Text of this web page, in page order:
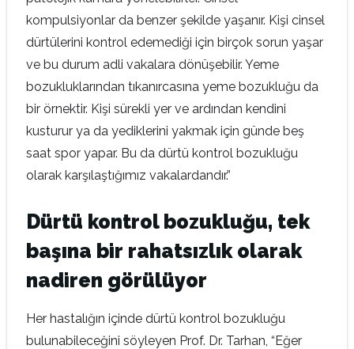
kompulsiyonlar da benzer şekilde yaşanır. Kişi cinsel
dürtülerini kontrol edemediği için birçok sorun yaşar
ve bu durum adli vakalara dönüşebilir. Yeme
bozukluklarından tıkanırcasına yeme bozukluğu da
bir örnektir. Kişi sürekli yer ve ardından kendini
kusturur ya da yediklerini yakmak için günde beş
saat spor yapar. Bu da dürtü kontrol bozukluğu
olarak karşılaştığımız vakalardandır.”
Dürtü kontrol bozukluğu, tek
başına bir rahatsızlık olarak
nadiren görülüyor
Her hastalığın içinde dürtü kontrol bozukluğu
bulunabileceğini söyleyen Prof. Dr. Tarhan, “Eğer